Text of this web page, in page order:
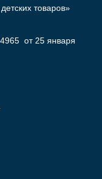
товаров»
от 25 января